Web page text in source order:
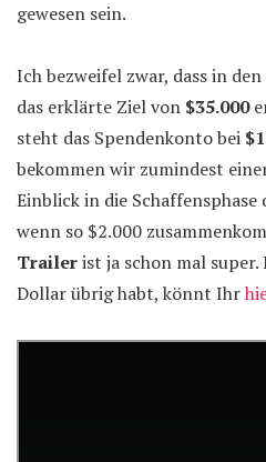
gewesen sein.
Ich bezweifel zwar, dass in
das erklärte Ziel von $35.000
steht das Spendenkonto bei
bekommen wir zumindest
Einblick in die Schaffensphase
wenn so $2.000
Trailerist ja schon mal
Dollar übrig habt, könnt Ihr